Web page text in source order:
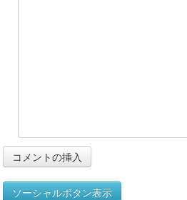
ソーシャルボタン表示